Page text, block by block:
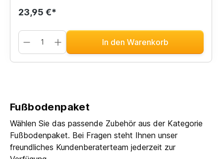
23,95 €*
In den Warenkorb
Fußbodenpaket
Wählen Sie das passende Zubehör aus der Kategorie
Fußbodenpaket. Bei Fragen steht Ihnen unser
freundliches Kundenberaterteam jederzeit zur